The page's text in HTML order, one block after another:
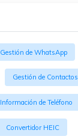
Gestión de WhatsApp
Gestión de Contactos
Información de Teléfono
Convertidor HEIC